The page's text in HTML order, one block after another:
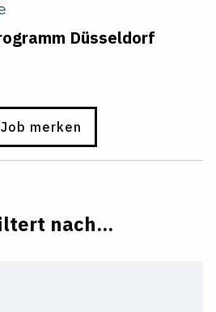
Düsseldorf
Job merken
nach...